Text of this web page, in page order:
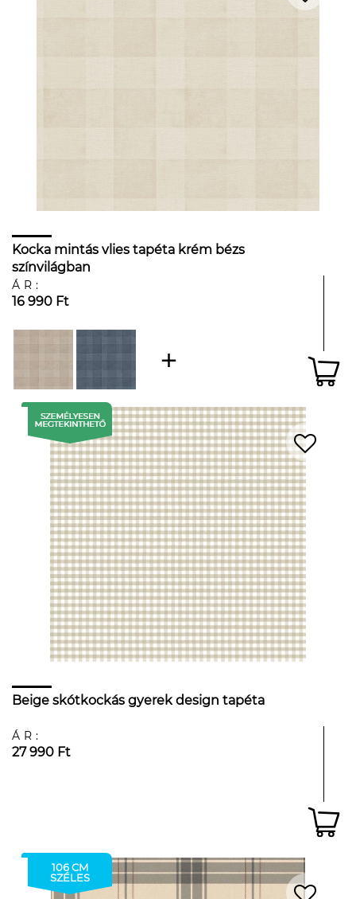
Kocka mintás vlies tapéta krém bézs
színvilágban
ÁR:
16 990 Ft
Beige skótkockás gyerek design tapéta
ÁR:
27 990 Ft
106 CM
SZÉLES